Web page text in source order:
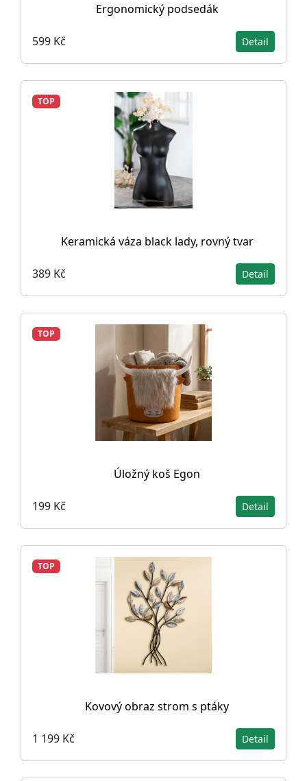
Ergonomický podsedák
599 Kč Detail
TOP
Keramická váza black lady, rovný tvar
389 Kč Detail
TOP
Úložný koš Egon
199 Kč Detail
TOP
Kovový obraz strom s ptáky
1 199 Kč Detail